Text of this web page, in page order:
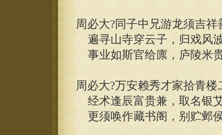
周必大?同子中兄游龙须吉
遍寻山寺穿云子，归戏风
事业如斯官给廪，庐陵米
周必大?万安赖秀才家拾青楼
经术逢辰富贵兼，取名银
更须唤作藏书阁，别贮邺